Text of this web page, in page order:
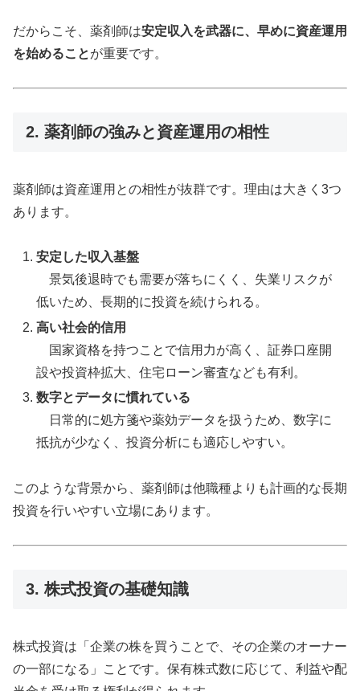
だからこそ、薬剤師は安定収入を武器に、早めに資産運用
を始めることが重要です。
2. 薬剤師の強みと資産運用の相性
薬剤師は資産運用との相性が抜群です。理由は大きく3つ
あります。
安定した収入基盤
景気後退時でも需要が落ちにくく、失業リスクが
低いため、長期的に投資を続けられる。
高い社会的信用
国家資格を持つことで信用力が高く、証券口座開
設や投資枠拡大、住宅ローン審査なども有利。
数字とデータに慣れている
日常的に処方箋や薬効データを扱うため、数字に
抵抗が少なく、投資分析にも適応しやすい。
このような背景から、薬剤師は他職種よりも計画的な長期
投資を行いやすい立場にあります。
3. 株式投資の基礎知識
株式投資は「企業の株を買うことで、その企業のオーナー
の一部になる」ことです。保有株式数に応じて、利益や配